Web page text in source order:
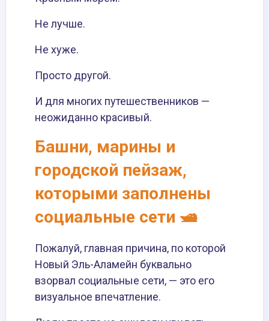
Не лучше.
Не хуже.
Просто другой.
И для многих путешественников —
неожиданно красивый.
Башни, марины и
городской пейзаж,
которыми заполнены
социальные сети 🛥️
Пожалуй, главная причина, по которой
Новый Эль-Аламейн буквально
взорвал социальные сети, — это его
визуальное впечатление.